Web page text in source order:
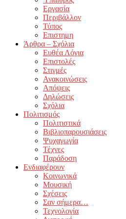
Εργασία
Περιβάλλον
Τύπος
Επιστημη
Άρθρα – Σχόλια
Ευθέα Λόγια
Επιστολές
Στιγμές
Ανακοινώσεις
Απόψεις
Δηλώσεις
Σχόλια
Πολιτισμός
Πολιτιστικά
Βιβλιοπαρουσιάσεις
Ψυχαγωγία
Τέχνες
Παράδοση
Ενδιαφέρουν
Κοινωνικά
Μουσική
Σχέσεις
Σαν σήμερα…
Τεχνολογία